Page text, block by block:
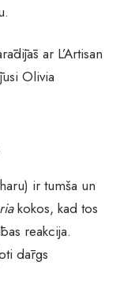
ar L’Artisan
Olivia
ir tumša un
kokos, kad tos
reakcija.
dārgs